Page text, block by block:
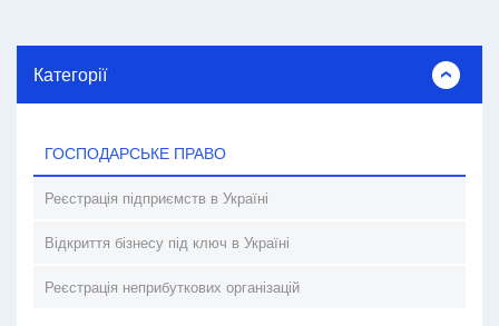
Категорії
ГОСПОДАРСЬКЕ ПРАВО
Реєстрація підприємств в Україні
Відкриття бізнесу під ключ в Україні
Реєстрація неприбуткових організацій